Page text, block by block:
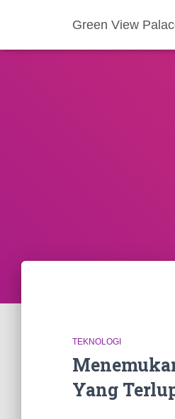
Green View
TEKNOLOGI
Yang